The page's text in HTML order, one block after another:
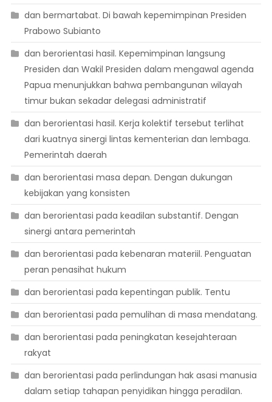
dan bermartabat. Di bawah kepemimpinan Presiden
Prabowo Subianto
dan berorientasi hasil. Kepemimpinan langsung
Presiden dan Wakil Presiden dalam mengawal agenda
Papua menunjukkan bahwa pembangunan wilayah
timur bukan sekadar delegasi administratif
dan berorientasi hasil. Kerja kolektif tersebut terlihat
dari kuatnya sinergi lintas kementerian dan lembaga.
Pemerintah daerah
dan berorientasi masa depan. Dengan dukungan
kebijakan yang konsisten
dan berorientasi pada keadilan substantif. Dengan
sinergi antara pemerintah
dan berorientasi pada kebenaran materiil. Penguatan
peran penasihat hukum
dan berorientasi pada kepentingan publik. Tentu
dan berorientasi pada pemulihan di masa mendatang.
dan berorientasi pada peningkatan kesejahteraan
rakyat
dan berorientasi pada perlindungan hak asasi manusia
dalam setiap tahapan penyidikan hingga peradilan.